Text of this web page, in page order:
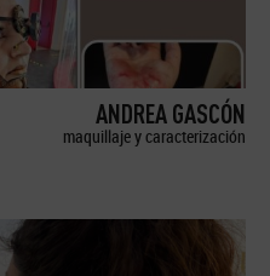
ANDREA GASCÓN
maquillaje y caracterización